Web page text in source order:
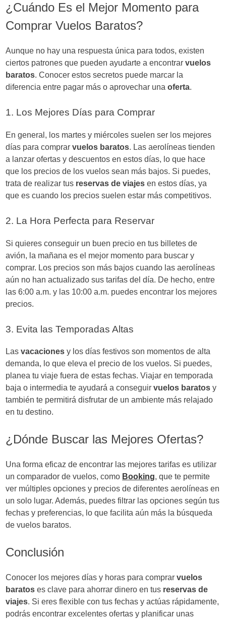
¿Cuándo Es el Mejor Momento para
Comprar Vuelos Baratos?
Aunque no hay una respuesta única para todos, existen
ciertos patrones que pueden ayudarte a encontrarvuelos
baratos. Conocer estos secretos puede marcar la
diferencia entre pagar más o aprovechar unaoferta.
1. Los Mejores Días para Comprar
En general, los martes y miércoles suelen ser los mejores
días para comprarvuelos baratos. Las aerolíneas tienden
a lanzar ofertas y descuentos en estos días, lo que hace
que los precios de los vuelos sean más bajos. Si puedes,
trata de realizar tus reservas de viajes en estos días, ya
que es cuando los precios suelen estar más competitivos.
2. La Hora Perfecta para Reservar
Si quieres conseguir un buen precio en tus billetes de
avión, la mañana es el mejor momento para buscar y
comprar. Los precios son más bajos cuando las aerolíneas
aún no han actualizado sus tarifas del día. De hecho, entre
las 6:00 a.m. y las 10:00 a.m. puedes encontrar los mejores
precios.
3. Evita las Temporadas Altas
Lasvacaciones y los días festivos son momentos de alta
demanda, lo que eleva el precio de los vuelos. Si puedes,
planea tu viaje fuera de estas fechas. Viajar en temporada
baja o intermedia te ayudará a conseguirvuelos baratos y
también te permitirá disfrutar de un ambiente más relajado
en tu destino.
¿Dónde Buscar las Mejores Ofertas?
Una forma eficaz de encontrar las mejores tarifas es utilizar
un comparador de vuelos, como Booking, que te permite
ver múltiples opciones y precios de diferentes aerolíneas en
un solo lugar. Además, puedes filtrar las opciones según tus
fechas y preferencias, lo que facilita aún más la búsqueda
de vuelos baratos.
Conclusión
Conocer los mejores días y horas para comprarvuelos
baratos es clave para ahorrar dinero en tus reservas de
viajes. Si eres flexible con tus fechas y actúas rápidamente,
podrás encontrar excelentes ofertas y planificar unas